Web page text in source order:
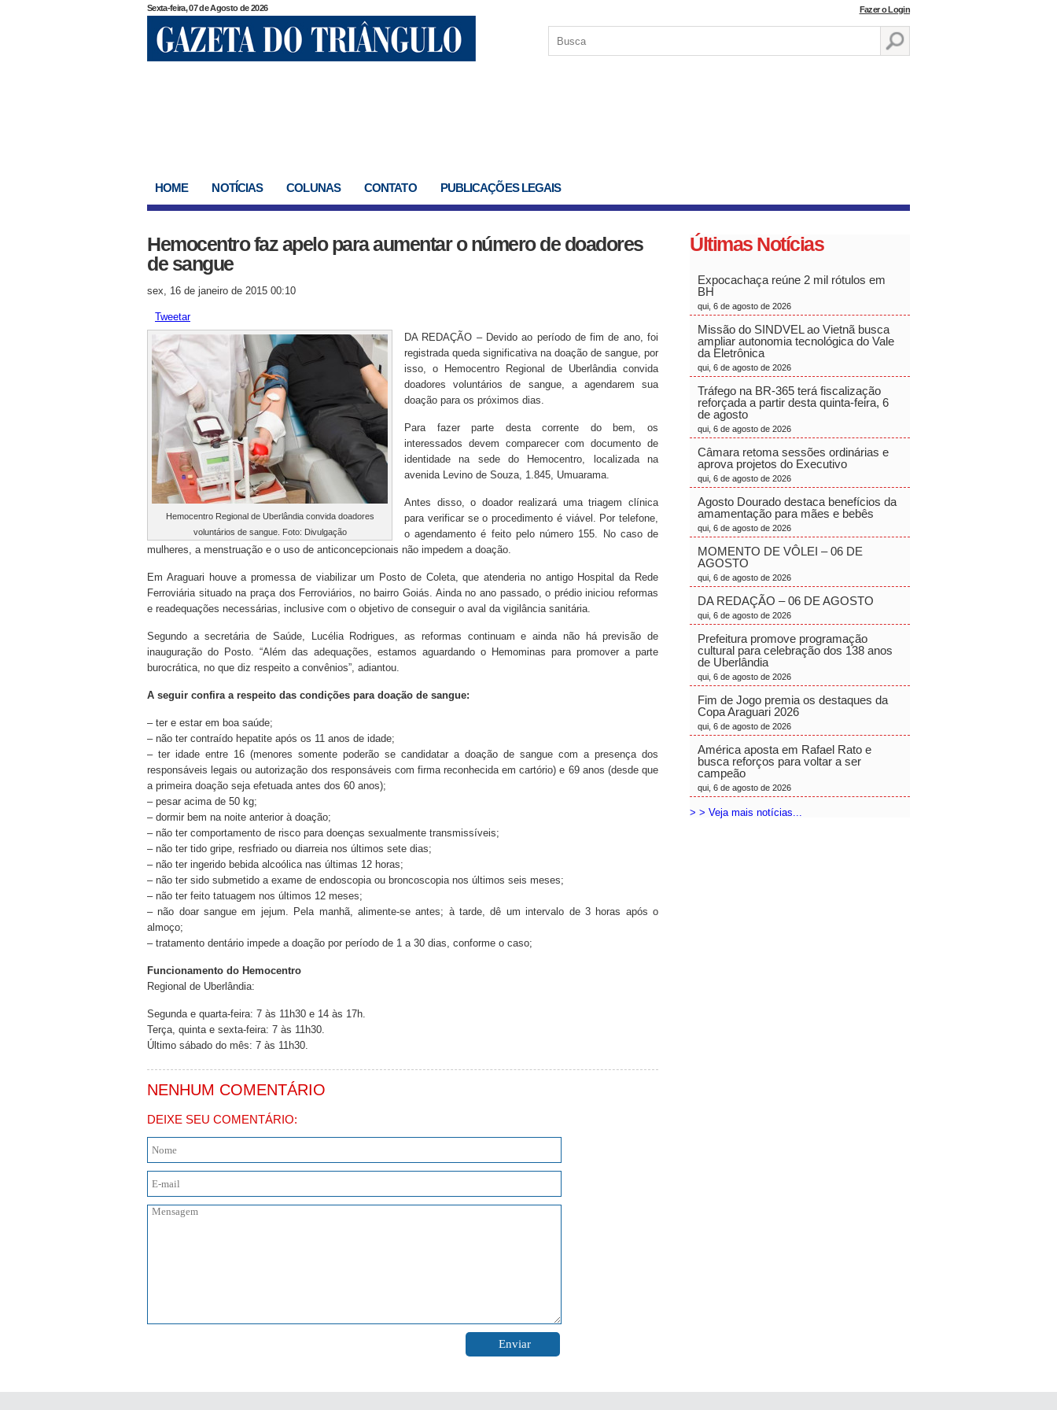
Sexta-feira, 07 de Agosto de 2026 Fazer o Login
HOME NOTÍCIAS COLUNAS CONTATO PUBLICAÇÕES LEGAIS
Hemocentro faz apelo para aumentar o número de doadores
de sangue
sex, 16 de janeiro de 2015 00:10
Tweetar
Hemocentro Regional de Uberlândia convida doadores
voluntários de sangue. Foto: Divulgação
DA REDAÇÃO – Devido ao período de fim de ano, foi
registrada queda significativa na doação de sangue, por
isso, o Hemocentro Regional de Uberlândia convida
doadores voluntários de sangue, a agendarem sua
doação para os próximos dias.
Para fazer parte desta corrente do bem, os
interessados devem comparecer com documento de
identidade na sede do Hemocentro, localizada na
avenida Levino de Souza, 1.845, Umuarama.
Antes disso, o doador realizará uma triagem clínica
para verificar se o procedimento é viável. Por telefone,
o agendamento é feito pelo número 155. No caso de
mulheres, a menstruação e o uso de anticoncepcionais não impedem a doação.
Em Araguari houve a promessa de viabilizar um Posto de Coleta, que atenderia no antigo Hospital da Rede
Ferroviária situado na praça dos Ferroviários, no bairro Goiás. Ainda no ano passado, o prédio iniciou reformas
e readequações necessárias, inclusive com o objetivo de conseguir o aval da vigilância sanitária.
Segundo a secretária de Saúde, Lucélia Rodrigues, as reformas continuam e ainda não há previsão de
inauguração do Posto. “Além das adequações, estamos aguardando o Hemominas para promover a parte
burocrática, no que diz respeito a convênios”, adiantou.
A seguir confira a respeito das condições para doação de sangue:
– ter e estar em boa saúde;
– não ter contraído hepatite após os 11 anos de idade;
– ter idade entre 16 (menores somente poderão se candidatar a doação de sangue com a presença dos
responsáveis legais ou autorização dos responsáveis com firma reconhecida em cartório) e 69 anos (desde que
a primeira doação seja efetuada antes dos 60 anos);
– pesar acima de 50 kg;
– dormir bem na noite anterior à doação;
– não ter comportamento de risco para doenças sexualmente transmissíveis;
– não ter tido gripe, resfriado ou diarreia nos últimos sete dias;
– não ter ingerido bebida alcoólica nas últimas 12 horas;
– não ter sido submetido a exame de endoscopia ou broncoscopia nos últimos seis meses;
– não ter feito tatuagem nos últimos 12 meses;
– não doar sangue em jejum. Pela manhã, alimente-se antes; à tarde, dê um intervalo de 3 horas após o
almoço;
– tratamento dentário impede a doação por período de 1 a 30 dias, conforme o caso;
Funcionamento do Hemocentro
Regional de Uberlândia:
Segunda e quarta-feira: 7 às 11h30 e 14 às 17h.
Terça, quinta e sexta-feira: 7 às 11h30.
Último sábado do mês: 7 às 11h30.
NENHUM COMENTÁRIO
DEIXE SEU COMENTÁRIO:
Últimas Notícias
Expocachaça reúne 2 mil rótulos em
BH
qui, 6 de agosto de 2026
Missão do SINDVEL ao Vietnã busca
ampliar autonomia tecnológica do Vale
da Eletrônica
qui, 6 de agosto de 2026
Tráfego na BR-365 terá fiscalização
reforçada a partir desta quinta-feira, 6
de agosto
qui, 6 de agosto de 2026
Câmara retoma sessões ordinárias e
aprova projetos do Executivo
qui, 6 de agosto de 2026
Agosto Dourado destaca benefícios da
amamentação para mães e bebês
qui, 6 de agosto de 2026
MOMENTO DE VÔLEI – 06 DE
AGOSTO
qui, 6 de agosto de 2026
DA REDAÇÃO – 06 DE AGOSTO
qui, 6 de agosto de 2026
Prefeitura promove programação
cultural para celebração dos 138 anos
de Uberlândia
qui, 6 de agosto de 2026
Fim de Jogo premia os destaques da
Copa Araguari 2026
qui, 6 de agosto de 2026
América aposta em Rafael Rato e
busca reforços para voltar a ser
campeão
qui, 6 de agosto de 2026
> > Veja mais notícias...